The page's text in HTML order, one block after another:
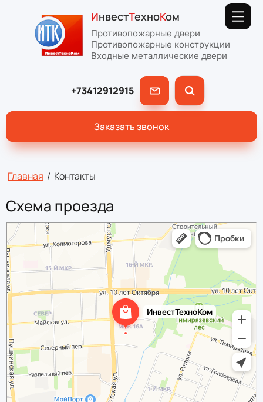
ИнвестТехноКом
Противопожарные двери
Противопожарные конструкции
Входные металлические двери
+73412912915
Заказать звонок
Главная / Контакты
Схема проезда
ИнвестТехноКом
Двери в Ижевске
Окна в Ижевске